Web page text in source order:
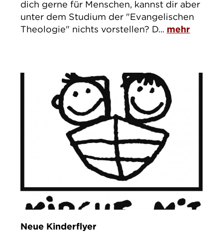
dich gerne für Menschen, kannst dir aber
unter dem Studium der "Evangelischen
Theologie" nichts vorstellen? D... mehr
Neue Kinderflyer